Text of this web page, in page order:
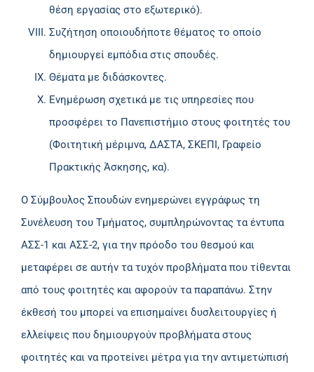
θέση εργασίας στο εξωτερικό).
Συζήτηση οποιουδήποτε θέματος το οποίο
δημιουργεί εμπόδια στις σπουδές.
Θέματα με διδάσκοντες.
Ενημέρωση σχετικά με τις υπηρεσίες που
προσφέρει το Πανεπιστήμιο στους φοιτητές του
(Φοιτητική μέριμνα, ΔΑΣΤΑ, ΣΚΕΠΙ, Γραφείο
Πρακτικής Άσκησης, κα).
Ο Σύμβουλος Σπουδών ενημερώνει εγγράφως τη
Συνέλευση του Τμήματος, συμπληρώνοντας τα έντυπα
ΑΣΣ-1 και ΑΣΣ-2, για την πρόοδο του θεσμού και
μεταφέρει σε αυτήν τα τυχόν προβλήματα που τίθενται
από τους φοιτητές και αφορούν τα παραπάνω. Στην
έκθεσή του μπορεί να επισημαίνει δυσλειτουργίες ή
ελλείψεις που δημιουργούν προβλήματα στους
φοιτητές και να προτείνει μέτρα για την αντιμετώπισή